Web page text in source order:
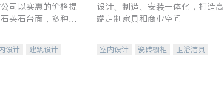
司以实惠的价格提
英石台面，多种优
家的选择。
设计
建筑设计
设计、制造、安装一体化，打造高
端定制家具和商业空间
室内设计 瓷砖橱柜
卫浴洁具